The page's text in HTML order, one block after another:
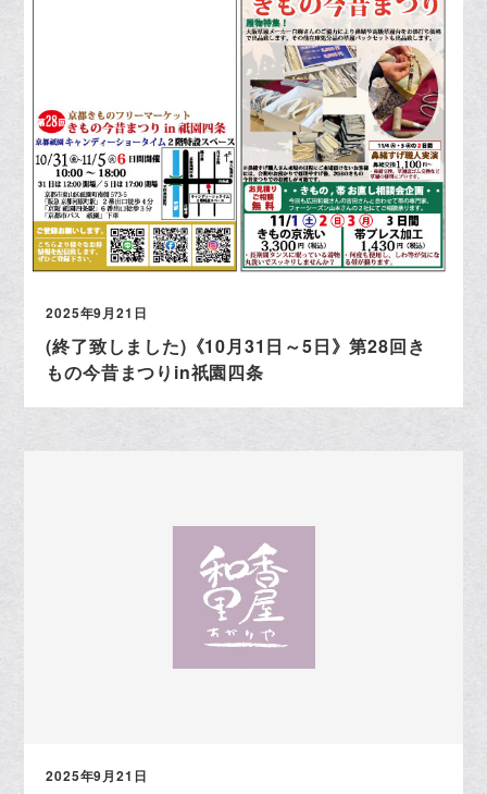
2025年9月21日
(終了致しました)《10月31日～5日》第28回き
もの今昔まつりin祇園四条
2025年9月21日